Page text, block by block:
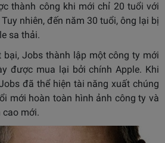
thành công khi mới chỉ 20 tuổi với
nhiên, đến năm 30 tuổi, ông lại bị
sa thải.
bại, Jobs thành lập một công ty mới
được mua lại bởi chính Apple. Khi
đã thể hiện tài năng xuất chúng
mới hoàn toàn hình ảnh công ty và
mới.